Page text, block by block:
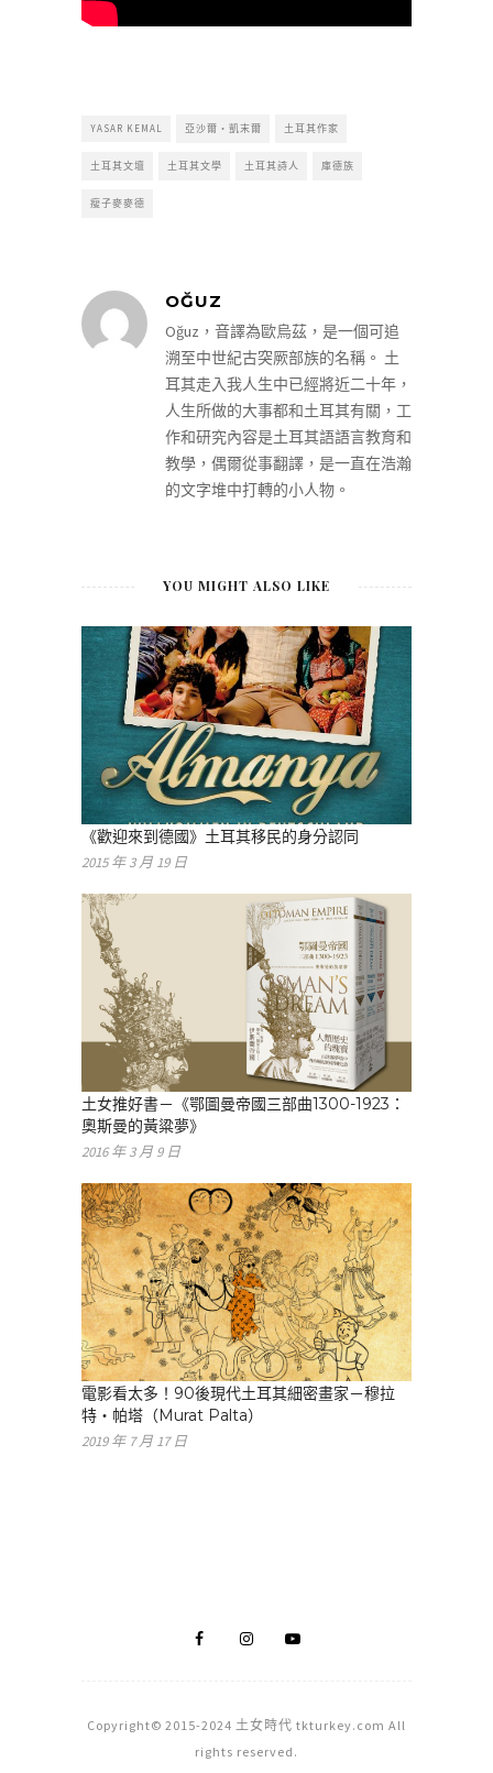
YASAR KEMAL 亞沙爾・凱末爾 土耳其作家
土耳其文壇 土耳其文學 土耳其詩人 庫德族
瘦子麥麥德
OĞUZ
Oğuz，音譯為歐烏茲，是一個可追
溯至中世紀古突厥部族的名稱。 土
耳其走入我人生中已經將近二十年，
人生所做的大事都和土耳其有關，工
作和研究內容是土耳其語語言教育和
教學，偶爾從事翻譯，是一直在浩瀚
的文字堆中打轉的小人物。
YOU MIGHT ALSO LIKE
《歡迎來到德國》土耳其移民的身分認同
2015 年 3 月 19 日
土女推好書－《鄂圖曼帝國三部曲1300-1923：
奧斯曼的黃粱夢》
2016 年 3 月 9 日
電影看太多！90後現代土耳其細密畫家－穆拉
特・帕塔（Murat Palta）
2019 年 7 月 17 日
Copyright© 2015-2024 土女時代 tkturkey.com All
rights reserved.